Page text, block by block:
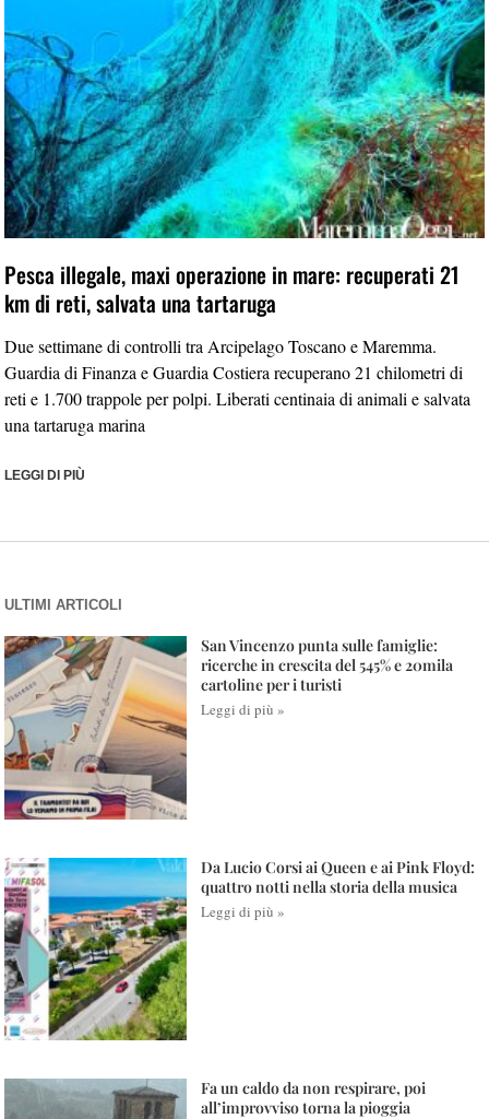
Pesca illegale, maxi operazione in mare: recuperati 21
km di reti, salvata una tartaruga
Due settimane di controlli tra Arcipelago Toscano e Maremma.
Guardia di Finanza e Guardia Costiera recuperano 21 chilometri di
reti e 1.700 trappole per polpi. Liberati centinaia di animali e salvata
una tartaruga marina
LEGGI DI PIÙ
ULTIMI ARTICOLI
San Vincenzo punta sulle famiglie:
ricerche in crescita del 545% e 20mila
cartoline per i turisti
Leggi di più »
Da Lucio Corsi ai Queen e ai Pink Floyd:
quattro notti nella storia della musica
Leggi di più »
Fa un caldo da non respirare, poi
all’improvviso torna la pioggia